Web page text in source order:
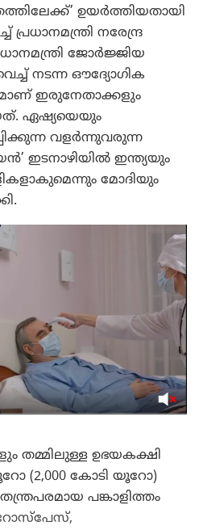
ഉയർത്തിയതായി
പ്രധാനമന്ത്രി നരേന്ദ്ര
ജോർജ്ജിയ
നടന്ന ഔദ്യോഗിക
ഇരുനേതാക്കളും
ഏഷ്യയെയും
വളർന്നുവരുന്ന
ഇടനാഴിയിൽ ഇന്ത്യയും
മോദിയും
തമ്മിലുള്ള ഉഭയകക്ഷി
(2,000 കോടി യൂറോ)
പങ്കാളിത്തം